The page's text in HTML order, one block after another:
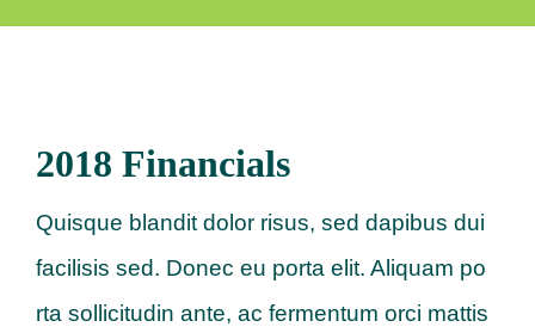
2018 Financials
Quisque blandit dolor risus, sed dapibus dui
facilisis sed. Donec eu porta elit. Aliquam po
rta sollicitudin ante, ac fermentum orci mattis